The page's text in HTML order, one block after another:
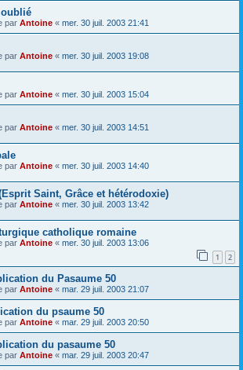
oublié
par Antoine « mer. 30 juil. 2003 21:41
par Antoine « mer. 30 juil. 2003 19:08
par Antoine « mer. 30 juil. 2003 15:04
par Antoine « mer. 30 juil. 2003 14:51
par Antoine « mer. 30 juil. 2003 14:40
Saint, Grâce et hétérodoxie)
par Antoine « mer. 30 juil. 2003 13:42
catholique romaine
par Antoine « mer. 30 juil. 2003 13:06
1 2
du Pasaume 50
par Antoine « mar. 29 juil. 2003 21:07
du psaume 50
par Antoine « mar. 29 juil. 2003 20:50
du pasaume 50
par Antoine « mar. 29 juil. 2003 20:47